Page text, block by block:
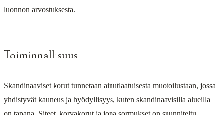
luonnon arvostuksesta.
Toiminnallisuus
Skandinaaviset korut tunnetaan ainutlaatuisesta muotoilustaan, jossa
yhdistyvät kauneus ja hyödyllisyys, kuten skandinaavisilla alueilla
on tapana. Siteet, korvakorut ja jopa sormukset on suunniteltu